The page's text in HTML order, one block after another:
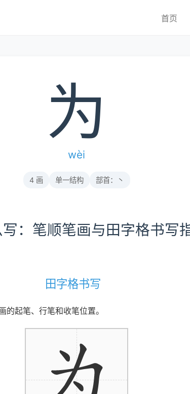
首页
为
wèi
4 画 单一结构 部首：丶
：笔顺笔画与田字格书写
田字格书写
起笔、行笔和收笔位置。